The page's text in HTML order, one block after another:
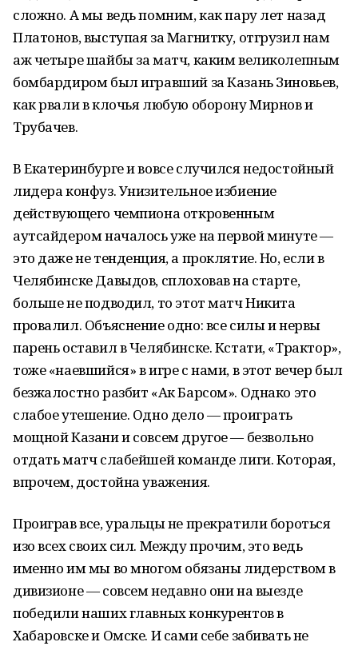
сложно. А мы ведь помним, как пару лет назад
Платонов, выступая за Магнитку, отгрузил нам
аж четыре шайбы за матч, каким великолепным
бомбардиром был игравший за Казань Зиновьев,
как рвали в клочья любую оборону Мирнов и
Трубачев.
В Екатеринбурге и вовсе случился недостойный
лидера конфуз. Унизительное избиение
действующего чемпиона откровенным
аутсайдером началось уже на первой минуте —
это даже не тенденция, а проклятие. Но, если в
Челябинске Давыдов, сплоховав на старте,
больше не подводил, то этот матч Никита
провалил. Объяснение одно: все силы и нервы
парень оставил в Челябинске. Кстати, «Трактор»,
тоже «наевшийся» в игре с нами, в этот вечер был
безжалостно разбит «Ак Барсом». Однако это
слабое утешение. Одно дело — проиграть
мощной Казани и совсем другое — безвольно
отдать матч слабейшей команде лиги. Которая,
впрочем, достойна уважения.
Проиграв все, уральцы не прекратили бороться
изо всех своих сил. Между прочим, это ведь
именно им мы во многом обязаны лидерством в
дивизионе — совсем недавно они на выезде
победили наших главных конкурентов в
Хабаровске и Омске. И сами себе забивать не